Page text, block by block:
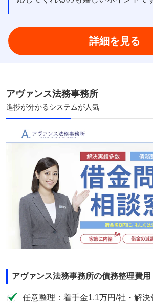
詳細を見る
アヴァンス法務事務所
進捗が分かるシステムが人気
アヴァンス法務事務所の債務整理費用
任意整理：着手金1.1万円/社・解